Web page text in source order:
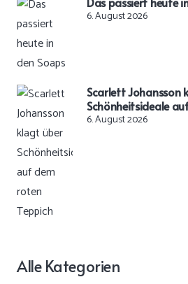
6. August 2026
Scarlett Johansson
Schönheitsideale
6. August 2026
Alle Kategorien